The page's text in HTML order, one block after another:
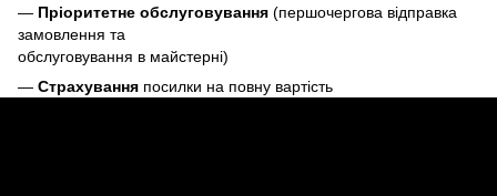
— Пріоритетне обслуговування (першочергова відправка
замовлення та
обслуговування в майстерні)
— Страхування посилки на повну вартість